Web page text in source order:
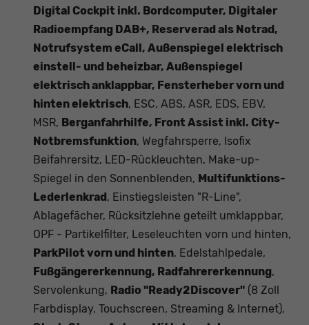
Digital Cockpit inkl. Bordcomputer, Digitaler
Radioempfang DAB+, Reserverad als Notrad,
Notrufsystem eCall, Außenspiegel elektrisch
einstell- und beheizbar, Außenspiegel
elektrisch anklappbar, Fensterheber vorn und
hinten elektrisch, ESC, ABS, ASR, EDS, EBV,
MSR, Berganfahrhilfe, Front Assist inkl. City-
Notbremsfunktion, Wegfahrsperre, Isofix
Beifahrersitz, LED-Rückleuchten, Make-up-
Spiegel in den Sonnenblenden, Multifunktions-
Lederlenkrad , Einstiegsleisten "R-Line",
Ablagefächer, Rücksitzlehne geteilt umklappbar,
OPF - Partikelfilter, Leseleuchten vorn und hinten,
ParkPilot vorn und hinten, Edelstahlpedale,
Fußgängererkennung, Radfahrererkennung,
Servolenkung, Radio "Ready2Discover" (8 Zoll
Farbdisplay, Touchscreen, Streaming & Internet),